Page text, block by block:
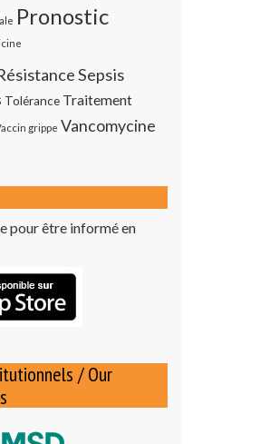
Pronostic
Sepsis
Tolérance Traitement
grippe Vancomycine
pour être informé en
/ Our